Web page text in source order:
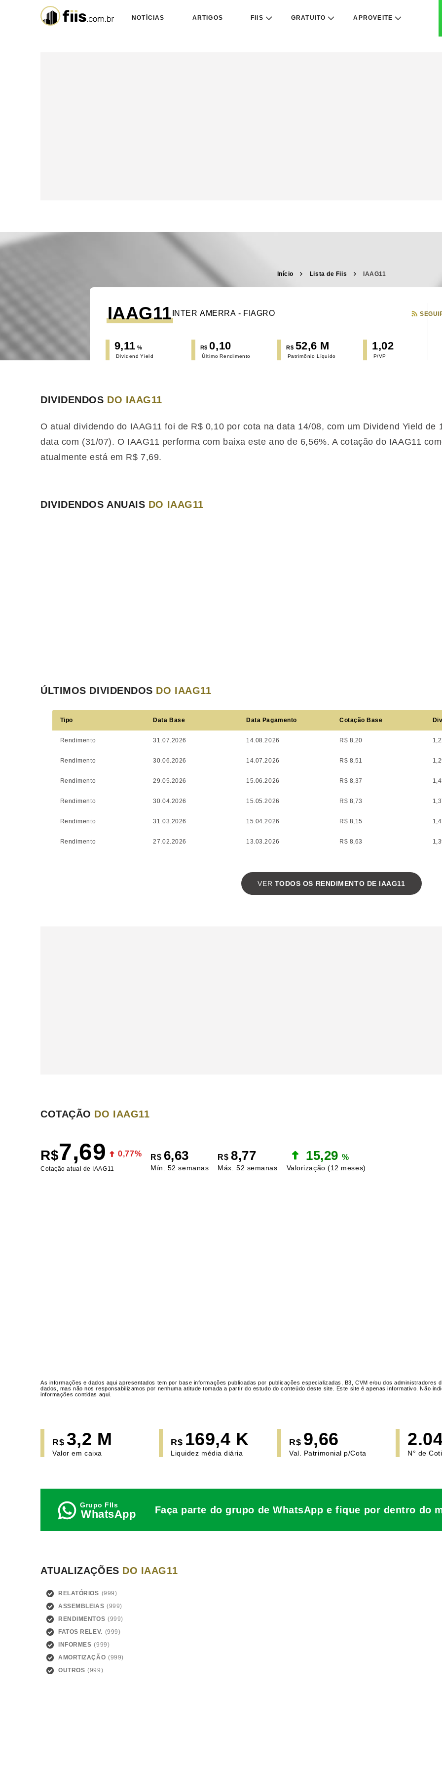
NOTÍCIAS ARTIGOS FIIS GRATUITO APROVEITE
Início Lista de Fiis IAAG11
IAAG11 INTER AMERRA - FIAGRO
9,11 %
Dividend Yield
R$ 0,10
Último Rendimento
R$ 52,6 M
Patrimônio Líquido
1,02
P/VP
DIVIDENDOS DO IAAG11
O atual dividendo do IAAG11 foi de R$ 0,10 por cota na data 14/08, com um Dividend Yield de
data com (31/07). O IAAG11 performa com baixa este ano de 6,56%. A cotação do IAAG11
atualmente está em R$ 7,69.
DIVIDENDOS ANUAIS DO IAAG11
ÚLTIMOS DIVIDENDOS DO IAAG11
Tipo Data Base Data Pagamento Cotação Base
Rendimento 31.07.2026 14.08.2026 R$ 8,20
Rendimento 30.06.2026 14.07.2026 R$ 8,51
Rendimento 29.05.2026 15.06.2026 R$ 8,37
Rendimento 30.04.2026 15.05.2026 R$ 8,73
Rendimento 31.03.2026 15.04.2026 R$ 8,15
Rendimento 27.02.2026 13.03.2026 R$ 8,63
VER TODOS OS RENDIMENTO DE IAAG11
COTAÇÃO DO IAAG11
R$7,69 0,77%
Cotação atual de IAAG11
R$ 6,63
Mín. 52 semanas
R$ 8,77
Máx. 52 semanas
15,29%
Valorização(12 meses)
As informações e dados aqui apresentados tem por base informações publicadas por publicações especializadas, B3, CVM e/ou dos
dados, mas não nos responsabilizamos por nenhuma atitude tomada a partir do estudo do conteúdo deste site. Este site é apenas informativo. Não
informações contidas aqui.
R$ 3,2 M
Valor em caixa
R$ 169,4 K
Liquidez média diária
R$ 9,66
Val. Patrimonial p/Cota N° de
WhatsApp Faça parte do grupo de WhatsApp e fique por dentro do
ATUALIZAÇÕES DO IAAG11
RELATÓRIOS
ASSEMBLEIAS
RENDIMENTOS
FATOS RELEV.
INFORMES
AMORTIZAÇÃO
OUTROS